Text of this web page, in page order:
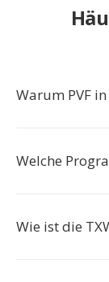
Warum PVF
Welche
Wie ist die